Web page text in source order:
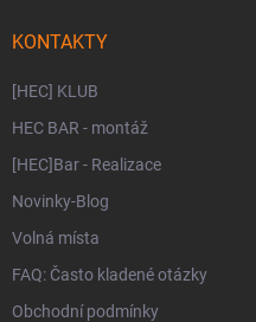
KONTAKTY
[HEC] KLUB
HEC BAR - montáž
[HEC]Bar - Realizace
Novinky-Blog
Volná místa
FAQ: Často kladené otázky
Obchodní podmínky